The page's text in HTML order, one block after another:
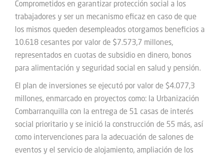
Comprometidos en garantizar protección social a los
trabajadores y ser un mecanismo eficaz en caso de que
los mismos queden desempleados otorgamos beneficios a
10.618 cesantes por valor de $7.573,7 millones,
representados en cuotas de subsidio en dinero, bonos
para alimentación y seguridad social en salud y pensión.
El plan de inversiones se ejecutó por valor de $4.077,3
millones, enmarcado en proyectos como: la Urbanización
Combarranquilla con la entrega de 51 casas de interés
social prioritario y se inició la construcción de 55 más, así
como intervenciones para la adecuación de salones de
eventos y el servicio de alojamiento, ampliación de los